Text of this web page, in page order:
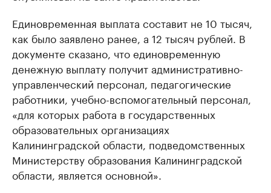
Единовременная выплата составит не 10 тысяч,
как было заявлено ранее, а 12 тысяч рублей. В
документе сказано, что единовременную
денежную выплату получит административно-
управленческий персонал, педагогические
работники, учебно-вспомогательный персонал,
«для которых работа в государственных
образовательных организациях
Калининградской области, подведомственных
Министерству образования Калининградской
области, является основной».